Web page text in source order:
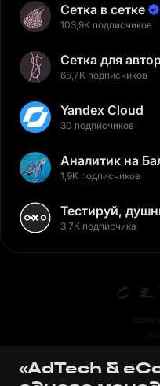
Сетка в сетке
103,9K подписчиков
Сетка для
65,7K подписчиков
Yandex Cloud
30 подписчиков
Аналитик на
Неверов
1,9K подписчиков
Тестируй,
наслаждайся
3,7K подписчика
«AdTech &